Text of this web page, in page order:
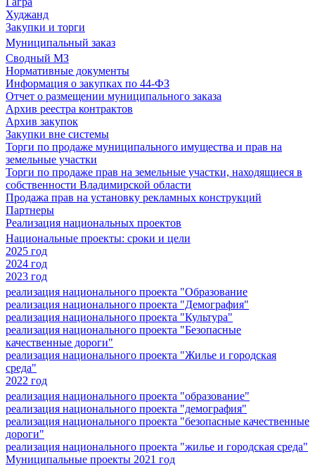
Худжанд
Закупки и торги
Муниципальный заказ
Сводный МЗ
Нормативные документы
Информация о закупках по 44-ФЗ
Отчет о размещении муниципального заказа
Архив реестра контрактов
Архив закупок
Закупки вне системы
Торги по продаже муниципального имущества и прав на
земельные участки
Торги по продаже прав на земельные участки, находящиеся в
собственности Владимирской области
Продажа прав на установку рекламных конструкций
Партнеры
Реализация национальных проектов
Национальные проекты: сроки и цели
2025 год
2024 год
2023 год
реализация национального проекта "Образование
реализация национального проекта "Демография"
реализация национального проекта "Культура"
реализация национального проекта "Безопасные
качественные дороги"
реализация национального проекта "Жилье и городская
среда"
2022 год
реализация национального проекта "образование"
реализация национального проекта "демография"
реализация национального проекта "безопасные качественные
дороги"
реализация национального проекта "жилье и городская среда"
Муниципальные проекты 2021 год